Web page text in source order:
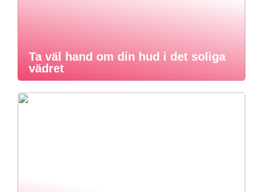
Ta väl hand om din hud i det soliga
vädret